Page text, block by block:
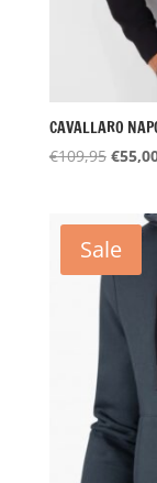
CAVALLARO
€109,95 €
Sale